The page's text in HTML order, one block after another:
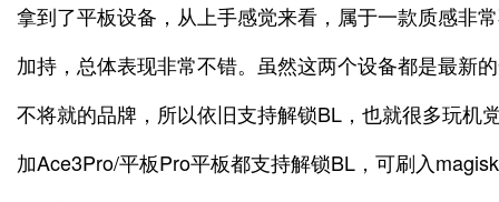
拿到了平板设备，从上手感觉来看，属于一款质感非
加持，总体表现非常不错。虽然这两个设备都是最新
不将就的品牌，所以依旧支持解锁BL，也就很多玩机
加Ace3Pro/平板Pro平板都支持解锁BL，可刷入